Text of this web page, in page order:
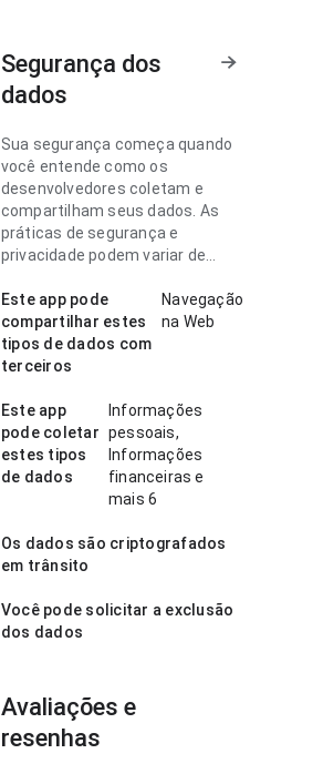
Segurança dos
dados
Sua segurança começa quando
você entende como os
desenvolvedores coletam e
compartilham seus dados. As
práticas de segurança e
privacidade podem variar de
idade.
Este app pode
compartilhar estes
tipos de dados com
terceiros
Navegação
na Web
Este app
pode coletar
estes tipos
de dados
Informações
pessoais,
Informações
financeiras e
mais 6
Os dados são criptografados
em trânsito
Você pode solicitar a exclusão
dos dados
Avaliações e
resenhas